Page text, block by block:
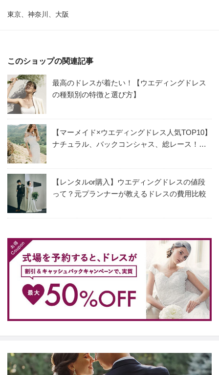
東京、神奈川、大阪
このショップの関連記事
最高のドレスが着たい！【ウエディングドレス
の種類別の特徴と選び方】
【マーメイド×ウエディングドレス人気TOP10】
ナチュラル、バックコンシャス、総レース！オ
【レンタルor購入】ウエディングドレスの値段
って？元プランナーが教えるドレスの費用比較